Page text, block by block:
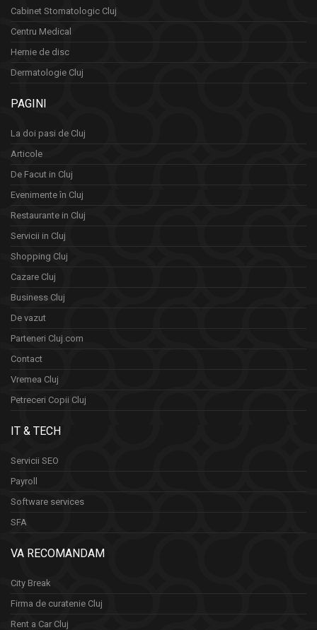
Cabinet Stomatologic Cluj
Centru Medical
Hernie de disc
Dermatologie Cluj
PAGINI
La doi pasi de Cluj
Articole
De Facut in Cluj
Evenimente în Cluj
Restaurante in Cluj
Servicii in Cluj
Shopping Cluj
Cazare Cluj
Business Cluj
De vazut
Parteneri Cluj.com
Contact
Vremea Cluj
Petreceri Copii Cluj
IT & TECH
Servicii SEO
Payroll
Software services
SFA
VA RECOMANDAM
City Break
Firma de curatenie Cluj
Rent a Car Cluj